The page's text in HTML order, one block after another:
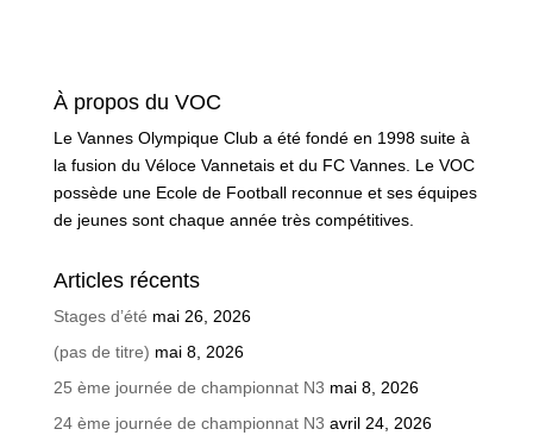
À propos du VOC
Le Vannes Olympique Club a été fondé en 1998 suite à
la fusion du Véloce Vannetais et du FC Vannes. Le VOC
possède une Ecole de Football reconnue et ses équipes
de jeunes sont chaque année très compétitives.
Articles récents
Stages d’été mai 26, 2026
(pas de titre) mai 8, 2026
25 ème journée de championnat N3 mai 8, 2026
24 ème journée de championnat N3 avril 24, 2026